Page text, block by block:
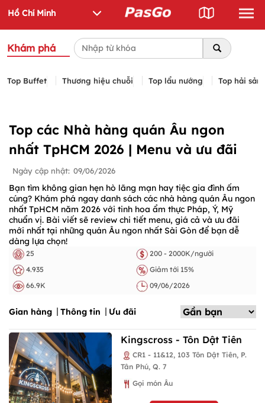
Khám phá
Top Buffet Thương hiệu chuỗi Top lẩu nướng Top hải sản
Top các Nhà hàng quán Âu ngon
nhất TpHCM 2026 | Menu và ưu đãi
Ngày cập nhật: 09/06/2026
Bạn tìm không gian hẹn hò lãng mạn hay tiệc gia đình ấm
cúng? Khám phá ngay danh sách các nhà hàng quán Âu ngon
nhất TpHCM năm 2026 với tinh hoa ẩm thực Pháp, Ý, Mỹ
chuẩn vị. Bài viết sẽ review chi tiết menu, giá cả và ưu đãi
mới nhất tại những quán Âu ngon nhất Sài Gòn để bạn dễ
dàng lựa chọn!
25
200 - 2000K/người
4.935
Giảm tới 15%
66.9K
09/06/2026
Gian hàng Thông tin Ưu đãi
Kingscross - Tôn Dật Tiên
CR1 - 11&12, 103 Tôn Dật Tiên, P.
Tân Phú, Q. 7
Gọi món Âu